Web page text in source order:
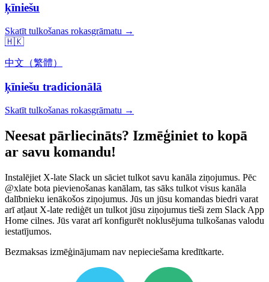
ķīniešu
Skatīt tulkošanas rokasgrāmatu →
🇭🇰
中文（繁體）
ķīniešu tradicionālā
Skatīt tulkošanas rokasgrāmatu →
Neesat pārliecināts? Izmēģiniet to kopā
ar savu komandu!
Instalējiet X-late Slack un sāciet tulkot savu kanāla ziņojumus. Pēc
@xlate bota pievienošanas kanālam, tas sāks tulkot visus kanāla
dalībnieku ienākošos ziņojumus. Jūs un jūsu komandas biedri varat
arī atļaut X-late rediģēt un tulkot jūsu ziņojumus tieši zem Slack App
Home cilnes. Jūs varat arī konfigurēt noklusējuma tulkošanas valodu
iestatījumos.
Bezmaksas izmēģinājumam nav nepieciešama kredītkarte.